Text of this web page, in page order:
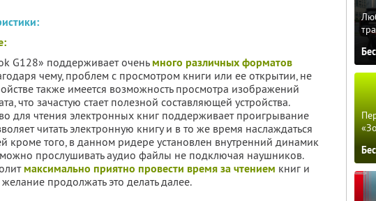
G128» поддерживает оченьмного различных форматов
чему, проблем с просмотром книги или ее открытии, не
также имеется возможность просмотра изображений
что зачастую стает полезной составляющей устройства.
для чтения электронных книг поддерживает проигрывание
читать электронную книгу и в то же время наслаждаться
того, в данном ридере установлен внутренний динамик
прослушивать аудио файлы не подключая наушников.
максимально приятно провести время за чтением книг и
продолжать это делать далее.